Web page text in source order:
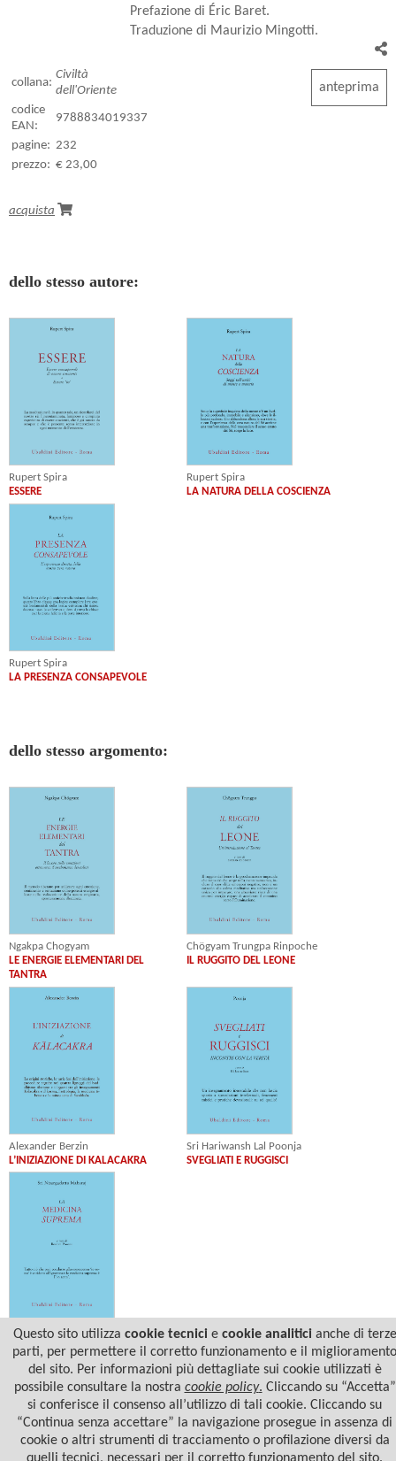
Prefazione di Éric Baret.
Traduzione di Maurizio Mingotti.
collana:
Civiltà
dell'Oriente
codice
EAN:
9788834019337
pagine: 232
prezzo: € 23,00
acquista
anteprima
dello stesso autore:
Rupert Spira
ESSERE
Rupert Spira
LA NATURA DELLA COSCIENZA
Rupert Spira
LA PRESENZA CONSAPEVOLE
dello stesso argomento:
Ngakpa Chogyam
LE ENERGIE ELEMENTARI DEL
TANTRA
Chögyam Trungpa Rinpoche
IL RUGGITO DEL LEONE
Alexander Berzin
L’INIZIAZIONE DI KALACAKRA
Sri Hariwansh Lal Poonja
SVEGLIATI E RUGGISCI
Sri Nisargadatta Maharaj
LA MEDICINA SUPREMA
Questo sito utilizza cookie tecnicie cookie analiticianche di terze
parti, per permettere il corretto funzionamento e il miglioramento
del sito. Per informazioni più dettagliate sui cookie utilizzati è
possibile consultare la nostra cookie policy. Cliccando su “Accetta”
si conferisce il consenso all’utilizzo di tali cookie. Cliccando su
“Continua senza accettare” la navigazione prosegue in assenza di
cookie o altri strumenti di tracciamento o profilazione diversi da